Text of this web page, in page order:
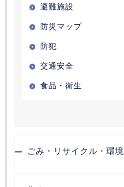
避難施設
防災マップ
防犯
交通安全
食品・衛生
ごみ・リサイクル・環境